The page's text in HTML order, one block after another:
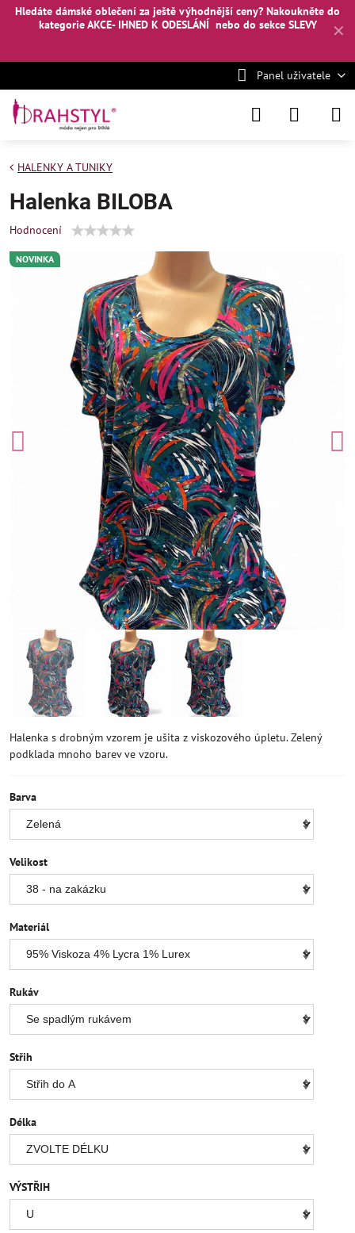
✕
Hledáte dámské oblečení za ještě výhodnější ceny? Nakoukněte do
kategorie AKCE- IHNED K ODESLÁNÍ nebo do sekce SLEVY
Panel uživatele
NOVINKA
HALENKY A TUNIKY
Halenka BILOBA
Hodnocení
Halenka s drobným vzorem je ušita z viskozového úpletu. Zelený
podklada mnoho barev ve vzoru.
Barva
Velikost
Materiál
Rukáv
Střih
Délka
VÝSTŘIH